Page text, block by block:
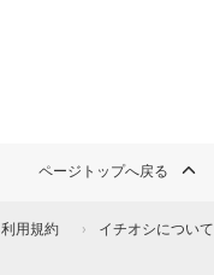
ページトップへ戻る
利用規約 イチオシについて